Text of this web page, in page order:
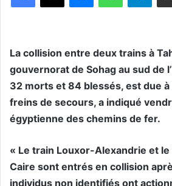
La collision entre deux trains à
gouvernorat de Sohag au sud de
32 morts et 84 blessés, est due à
freins de secours, a indiqué
égyptienne des chemins de fer.
« Le train Louxor-Alexandrie et
Caire sont entrés en collision
individus non identifiés ont